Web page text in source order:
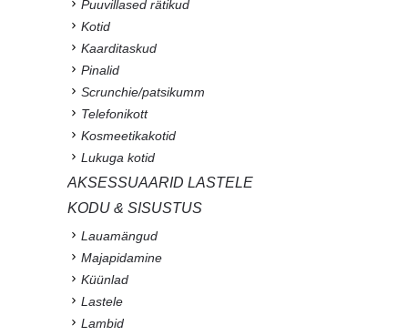
Puuvillased rätikud
Kotid
Kaarditaskud
Pinalid
Scrunchie/patsikumm
Telefonikott
Kosmeetikakotid
Lukuga kotid
AKSESSUAARID LASTELE
KODU & SISUSTUS
Lauamängud
Majapidamine
Küünlad
Lastele
Lambid